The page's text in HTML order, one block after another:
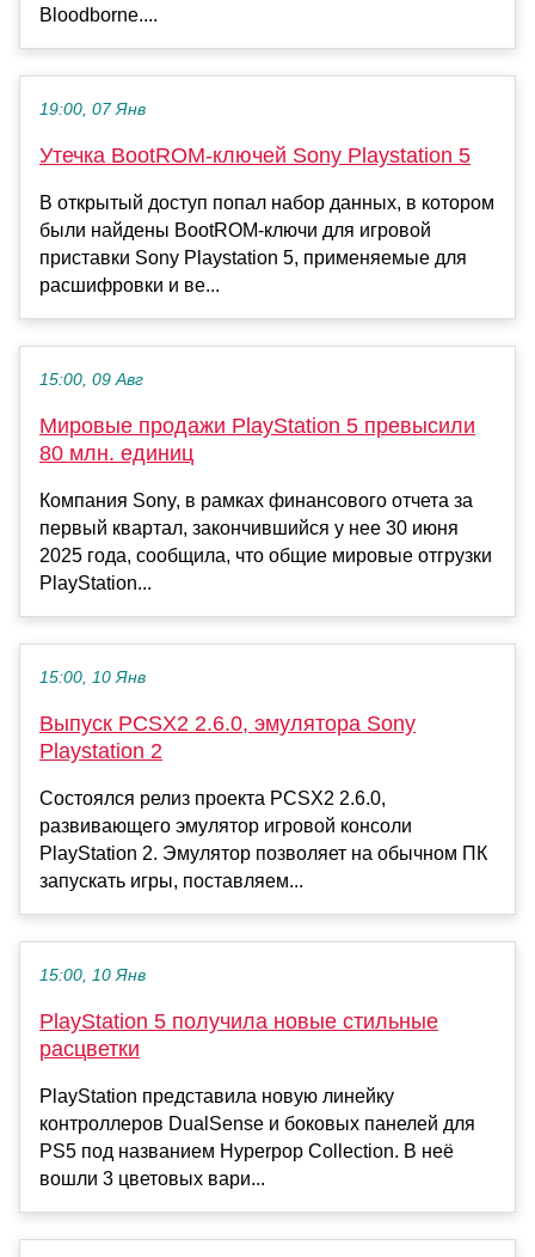
Bloodborne....
19:00, 07 Янв
Утечка BootROM-ключей Sony Playstation 5
В открытый доступ попал набор данных, в котором
были найдены BootROM-ключи для игровой
приставки Sony Playstation 5, применяемые для
расшифровки и ве...
15:00, 09 Авг
Мировые продажи PlayStation 5 превысили
80 млн. единиц
Компания Sony, в рамках финансового отчета за
первый квартал, закончившийся у нее 30 июня
2025 года, сообщила, что общие мировые отгрузки
PlayStation...
15:00, 10 Янв
Выпуск PCSX2 2.6.0, эмулятора Sony
Playstation 2
Состоялся релиз проекта PCSX2 2.6.0,
развивающего эмулятор игровой консоли
PlayStation 2. Эмулятор позволяет на обычном ПК
запускать игры, поставляем...
15:00, 10 Янв
PlayStation 5 получила новые стильные
расцветки
PlayStation представила новую линейку
контроллеров DualSense и боковых панелей для
PS5 под названием Hyperpop Collection. В неё
вошли 3 цветовых вари...